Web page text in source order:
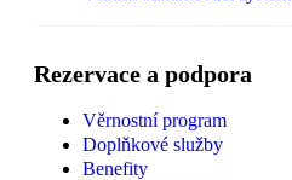
Rezervace a podpora
Věrnostní program
Doplňkové služby
Benefity